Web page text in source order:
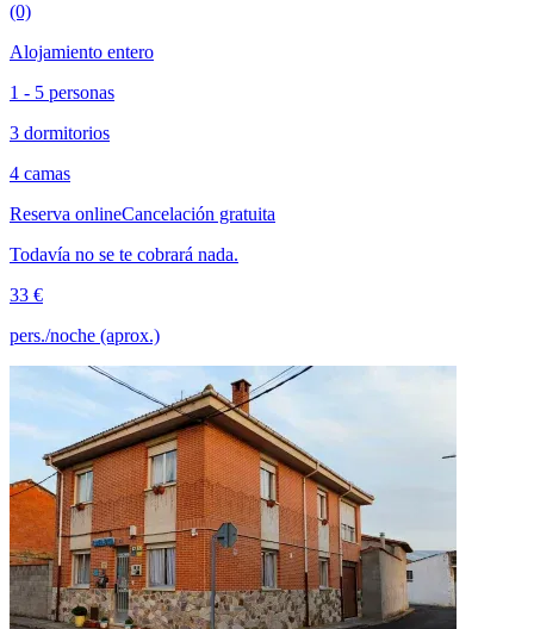
(0)
Alojamiento entero
1 - 5 personas
3 dormitorios
4 camas
Reserva onlineCancelación gratuita
Todavía no se te cobrará nada.
33 €
pers./noche (aprox.)